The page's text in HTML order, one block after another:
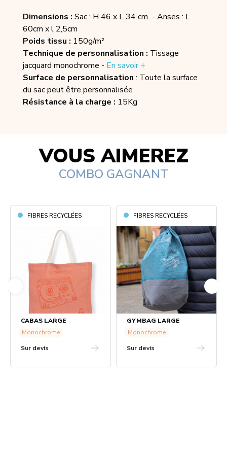
Dimensions : Sac : H 46 x L 34 cm - Anses : L
60cm x l 2,5cm
Poids tissu : 150g/m²
Technique de personnalisation : Tissage
jacquard monochrome - En savoir +
Surface de personnalisation : Toute la surface
du sac peut être personnalisée
Résistance à la charge : 15Kg
VOUS AIMEREZ
COMBO GAGNANT
FIBRES RECYCLÉES
CABAS LARGE
Monochrome
Sur devis
FIBRES RECYCLÉES
GYMBAG LARGE
Monochrome
Sur devis